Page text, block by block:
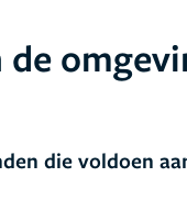
die voldoen